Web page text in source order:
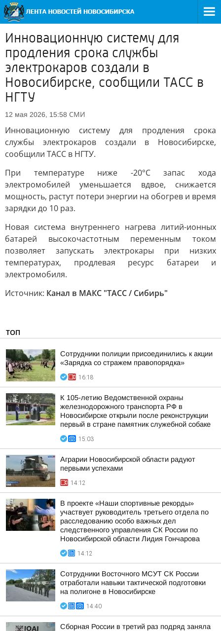
Инновационную систему для
продления срока службы
электрокаров создали в
Новосибирске, сообщили ТАСС в
НГТУ
12 мая 2026, 15:58 СМИ
Инновационную систему для продления срока
службы электрокаров создали в Новосибирске,
сообщили ТАСС в НГТУ.
При температуре ниже -20°C запас хода
электромобилей уменьшается вдвое, снижается
мощность, растут потери энергии на обогрев и время
зарядки до 10 раз.
Новая система внутреннего нагрева литий-ионных
батарей высокочастотным переменным током
позволяет запускать электрокары при низких
температурах, продлевая ресурс батареи и
электромобиля.
Источник: Канал в МАКС "ТАСС / Сибирь"
ТОП
Сотрудники полиции присоединились к акции
«Зарядка со стражем правопорядка»
16:18
К 105-летию Ведомственной охраны
железнодорожного транспорта РФ в
Новосибирске открыли после реконструкции
первый в стране памятник служебной собаке
15:03
Аграрии Новосибирской области радуют
первыми успехами
14:12
В проекте «Наши спортивные рекорды»
участвует руководитель третьего отдела по
расследованию особо важных дел
следственного управления СК России по
Новосибирской области Лидия Гончарова
14:12
Сотрудники Восточного МСУТ СК России
отработали навыки тактической подготовки
на полигоне в Новосибирске
14:40
Сборная России в третий раз подряд заняла